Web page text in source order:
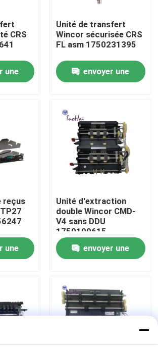
citation
de NCR
de wincor
CRS
une
Unité de transfert
Wincor sécurisée CRS
FL asm 1750231395
envoyer une
reçus
une
Unité d'extraction
double Wincor CMD-
V4 sans DDU
1750109615
envoyer une